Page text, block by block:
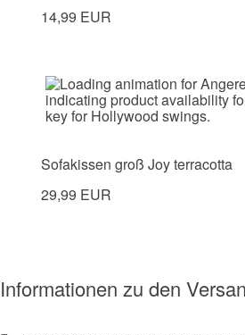
14,99 EUR
Sofakissen groß Joy terracotta
29,99 EUR
Informationen zu den